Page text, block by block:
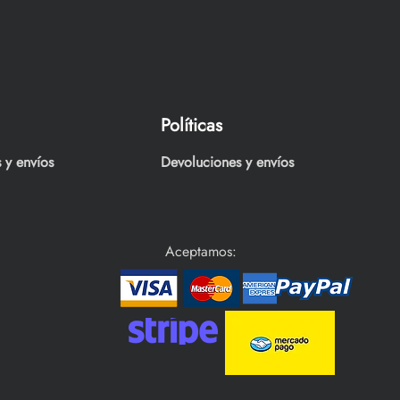
y envíos
Políticas
Devoluciones y envíos
Aceptamos: